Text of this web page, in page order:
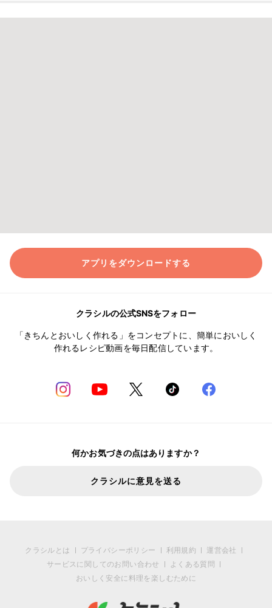
アプリをダウンロードする
クラシルの公式SNSをフォロー
「きちんとおいしく作れる」をコンセプトに、簡単においしく
作れるレシピ動画を毎日配信しています。
何かお気づきの点はありますか？
クラシルに意見を送る
クラシルとは プライバシーポリシー 利用規約
運営会社
サービスに関してのお問い合わせ
よくある質問
おいしく安全に料理を楽しむために